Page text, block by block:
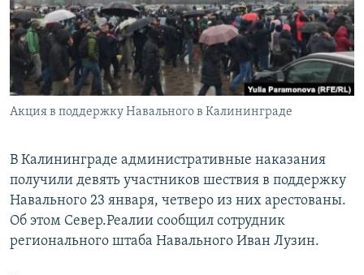
Все сайты РСЕ/РС
Акция в поддержку Навального в Калининграде
В Калининграде административные наказания
получили девять участников шествия в поддержку
Навального 23 января, четверо из них арестованы.
Об этом Север.Реалии сообщил сотрудник
регионального штаба Навального Иван Лузин.